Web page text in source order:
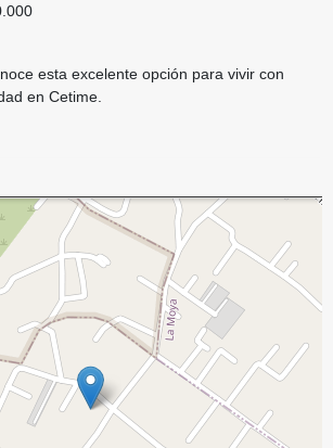
esta excelente opción para vivir con
en Cetime.